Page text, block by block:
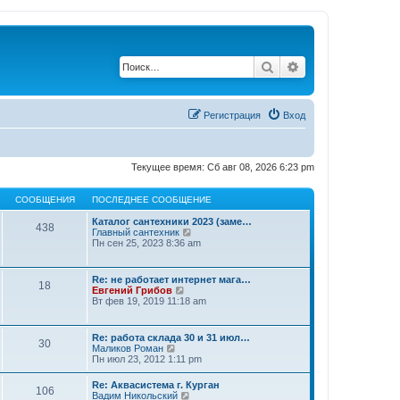
Поиск
Вход
Регистрация
Текущее время: Сб авг 08, 2026 6:23 pm
СООБЩЕНИЯ ПОСЛЕДНЕЕ СООБЩЕНИЕ
438
Каталог сантехники 2023 (заме…
Главный сантехник
е
т
к
о
с
е
д
н
е
Пн сен 25, 2023 8:36 am
18
Re: не работает интернет мага…
Евгений Грибов
е
й
т
к
п
о
с
Вт фев 19, 2019 11:18 am
30
Re: работа склада 30 и 31 июл…
Маликов Роман
е
й
Пн июл 23, 2012 1:11 pm
106
Re: Аквасистема г. Курган
Вадим Никольский